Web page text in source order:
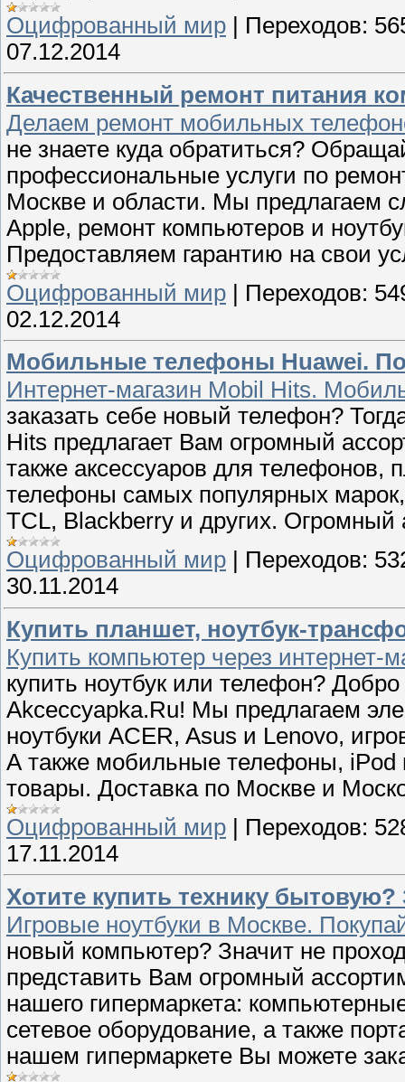
Оцифрованный мир
Переходов:
07.12.2014
Качественный ремонт питания
Делаем ремонт мобильных
не знаете куда обратиться?
профессиональные услуги по
Москве и области. Мы предлагаем
Apple, ремонт компьютеров и
Предоставляем гарантию на свои
Оцифрованный мир | Переходов:
02.12.2014
Мобильные телефоны Huawei.
Интернет-магазин Mobil Hits.
заказать себе новый телефон?
Hits предлагает Вам огромный
также аксессуаров для телефонов,
телефоны самых популярных
TCL, Blackberry и других. Огромный
Оцифрованный мир
Переходов:
30.11.2014
Купить планшет, ноутбук-
Купить компьютер через интернет-
купить ноутбук или телефон?
Akceccyapka.Ru! Мы предлагаем
ноутбуки ACER, Asus и Lenovo,
А также мобильные телефоны, iPod
товары. Доставка по Москве и
Оцифрованный мир
Переходов:
17.11.2014
Хотите купить технику бытовую?
Игровые ноутбуки в Москве.
новый компьютер? Значит не
представить Вам огромный
нашего гипермаркета:
сетевое оборудование, а также
нашем гипермаркете Вы можете